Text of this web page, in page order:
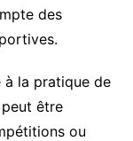
des
à la pratique de
être
ou